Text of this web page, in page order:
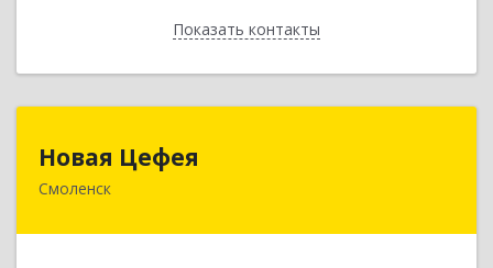
Показать контакты
Назад
Новая Цефея
Смоленск
214018, Смоленская обл, Смоленск г, Раевского